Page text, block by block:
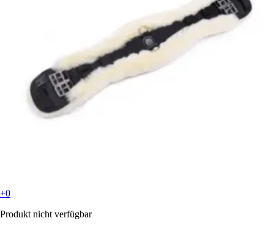
+0
Produkt nicht verfügbar